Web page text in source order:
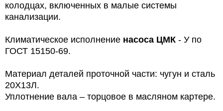
колодцах, включенных в малые системы
канализации.
Климатическое исполнение насоса ЦМК - У по
ГОСТ 15150-69.
Материал деталей проточной части: чугун и сталь
20Х13Л.
Уплотнение вала – торцовое в масляном картере.